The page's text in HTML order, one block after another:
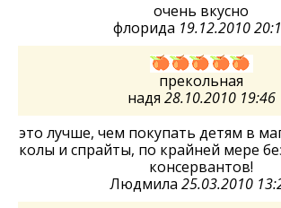
очень вкусно
флорида 19.12.2010
прекольная
надя 28.10.2010 19:46
это лучше, чем покупать детям в
колы и спрайты, по крайней мере
консервантов!
Людмила 25.03.2010